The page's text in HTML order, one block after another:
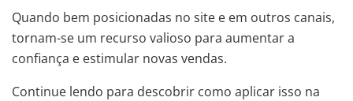
Quando bem posicionadas no site e em outros canais,
tornam-se um recurso valioso para aumentar a
confiança e estimular novas vendas.
Continue lendo para descobrir como aplicar isso na